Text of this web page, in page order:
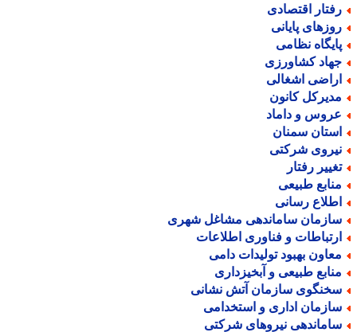
اقتصادی
پایانی
نظامی
کشاورزی
اشغالی
کانون
و داماد
سمنان
شرکتی
رفتار
طبیعی
رسانی
ساماندهی مشاغل شهری
و فناوری اطلاعات
بهبود تولیدات دامی
طبیعی و آبخیزداری
سازمان آتش نشانی
اداری و استخدامی
نیروهای شرکتی